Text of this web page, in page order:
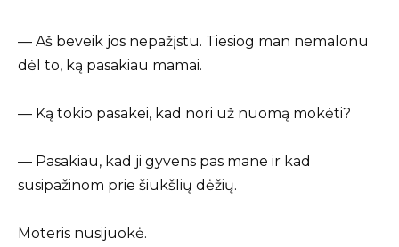
— Aš beveik jos nepažįstu. Tiesiog man nemalonu
dėl to, ką pasakiau mamai.
— Ką tokio pasakei, kad nori už nuomą mokėti?
— Pasakiau, kad ji gyvens pas mane ir kad
susipažinom prie šiukšlių dėžių.
Moteris nusijuokė.